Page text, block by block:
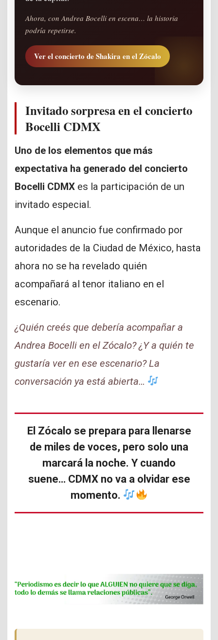
Ahora, con Andrea Bocelli en escena… la historia
podría repetirse.
Ver el concierto de Shakira en el Zócalo
Invitado sorpresa en el concierto
Bocelli CDMX
Uno de los elementos que más
expectativa ha generado del concierto
Bocelli CDMX es la participación de un
invitado especial.
Aunque el anuncio fue confirmado por
autoridades de la Ciudad de México, hasta
ahora no se ha revelado quién
acompañará al tenor italiano en el
escenario.
¿Quién creés que debería acompañar a
Andrea Bocelli en el Zócalo? ¿Y a quién te
gustaría ver en ese escenario? La
conversación ya está abierta…
El Zócalo se prepara para llenarse
de miles de voces, pero solo una
marcará la noche. Y cuando
suene… CDMX no va a olvidar ese
momento.